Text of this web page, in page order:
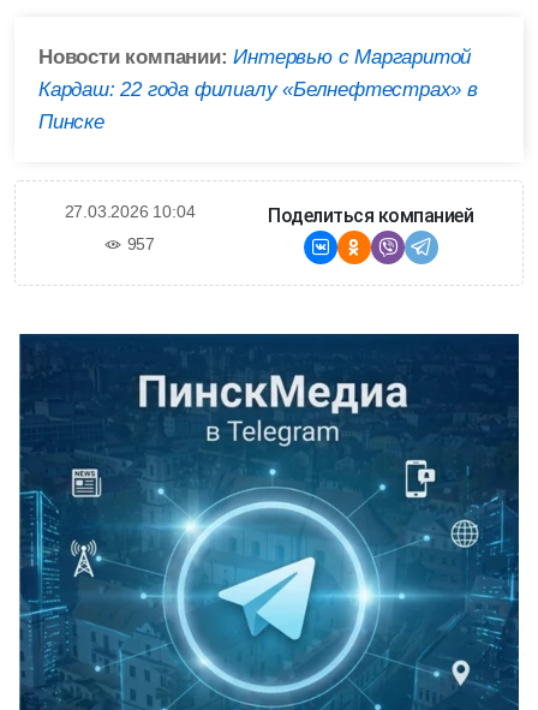
Новости компании:Интервью с Маргаритой
Кардаш: 22 года филиалу «Белнефтестрах» в
Пинске
27.03.2026 10:04
957
Поделиться компанией